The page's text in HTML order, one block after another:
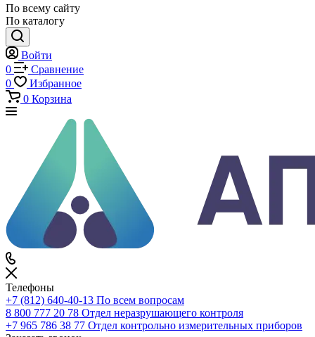
Каталог
По всему сайту
По каталогу
Сравнение
Избранное
Корзина